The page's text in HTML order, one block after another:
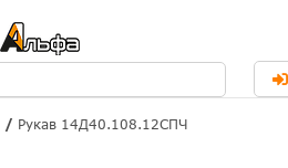
Рукав 14Д40.108.12СПЧ